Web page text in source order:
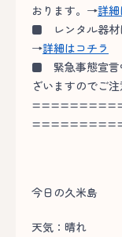
おります。→詳細
■ レンタル器材
→詳細はコチラ
■ 緊急事態宣言
ざいますのでご注
今日の久米島
天気：晴れ